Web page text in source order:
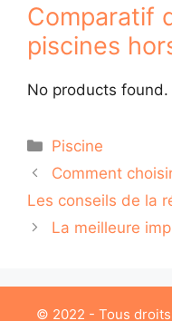
Comparatif
piscines
No products found.
Catégories
Piscine
Comment
Les conseils de la
La meilleure
© 2022 - Tous droits